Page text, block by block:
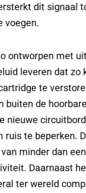
dit signaal
voegen.
ontworpen met
leveren dat zo
te
buiten de
nieuwe
ruis te beperken.
minder dan
Daarnaast
ter wereld